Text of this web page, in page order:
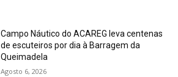
Campo Náutico do ACAREG leva centenas
de escuteiros por dia à Barragem da
Queimadela
Agosto 6, 2026